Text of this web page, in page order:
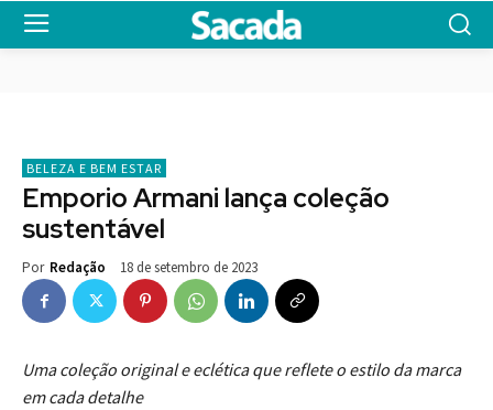
BELEZA E BEM ESTAR
Emporio Armani lança coleção
sustentável
Por Redação 18 de setembro de 2023
Uma coleção original e eclética que reflete o estilo da marca
em cada detalhe